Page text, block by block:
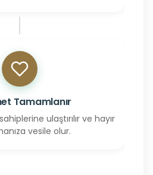
Tamamlanır
ulaştırılır ve hayır
vesile olur.